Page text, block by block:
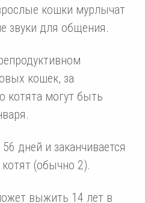
кошки мурлычат
звуки для общения.
кошек, за
котята могут быть
дней и заканчивается
(обычно 2).
выжить 14 лет в